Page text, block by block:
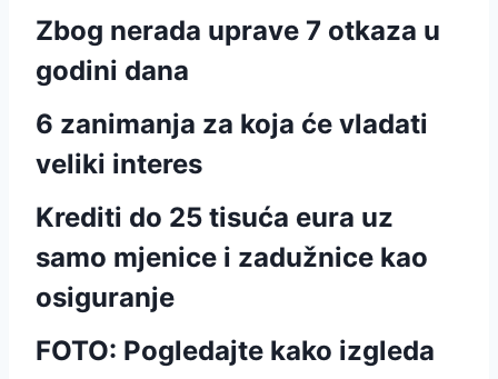
Zbog nerada uprave 7 otkaza u
godini dana
6 zanimanja za koja će vladati
veliki interes
Krediti do 25 tisuća eura uz
samo mjenice i zadužnice kao
osiguranje
FOTO: Pogledajte kako izgleda